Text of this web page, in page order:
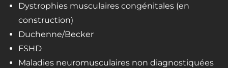
Dystrophies musculaires congénitales (en
construction)
Duchenne/Becker
FSHD
Maladies neuromusculaires non diagnostiquées